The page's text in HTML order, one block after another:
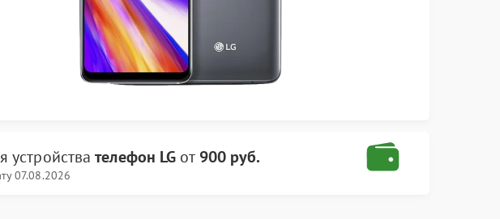
устройствателефон LG от 900 руб.
07.08.2026